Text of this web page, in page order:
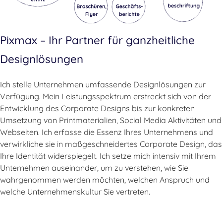
Pixmax – Ihr Partner für ganzheitliche
Designlösungen
Ich stelle Unternehmen umfassende Designlösungen zur
Verfügung. Mein Leistungsspektrum erstreckt sich von der
Entwicklung des Corporate Designs bis zur konkreten
Umsetzung von Printmaterialien, Social Media Aktivitäten und
Webseiten. Ich erfasse die Essenz Ihres Unternehmens und
verwirkliche sie in maßgeschneidertes Corporate Design, das
Ihre Identität widerspiegelt. Ich setze mich intensiv mit Ihrem
Unternehmen auseinander, um zu verstehen, wie Sie
wahrgenommen werden möchten, welchen Anspruch und
welche Unternehmenskultur Sie vertreten.